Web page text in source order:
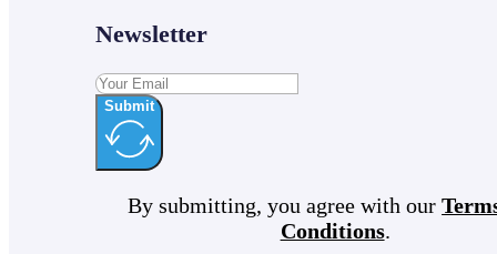
Newsletter
Submit
By submitting, you agree with our
Conditions.